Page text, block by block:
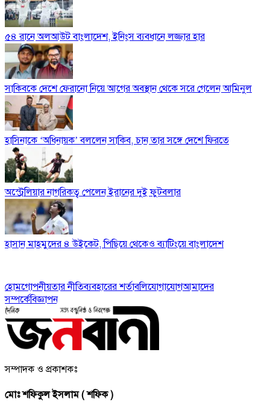
৫৪ রানে অলআউট বাংলাদেশ, ইনিংস ব্যবধানে লজ্জার হার
সাকিবকে দেশে ফেরানো নিয়ে আগের অবস্থান থেকে সরে গেলেন আমিনুল
হাসিনাকে ‘অধিনায়ক’ বললেন সাকিব, চান তার সঙ্গে দেশে ফিরতে
অস্ট্রেলিয়ার নাগরিকত্ব পেলেন ইরানের দুই ফুটবলার
হাসান মাহমুদের ৪ উইকেট, পিছিয়ে থেকেও ব্যাটিংয়ে বাংলাদেশ
হোমগোপনীয়তার নীতিব্যবহারের শর্তাবলিযোগাযোগআমাদের
সম্পর্কেবিজ্ঞাপন
সম্পাদক ও প্রকাশকঃ
মোঃ শফিকুল ইসলাম ( শফিক )